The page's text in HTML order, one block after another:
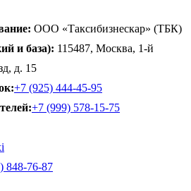
ООО «Таксибизнескар» (ТБК)
и база): 115487, Москва, 1-й
д. 15
+7 (925) 444-45-95
+7 (999) 578-15-75
848-76-87